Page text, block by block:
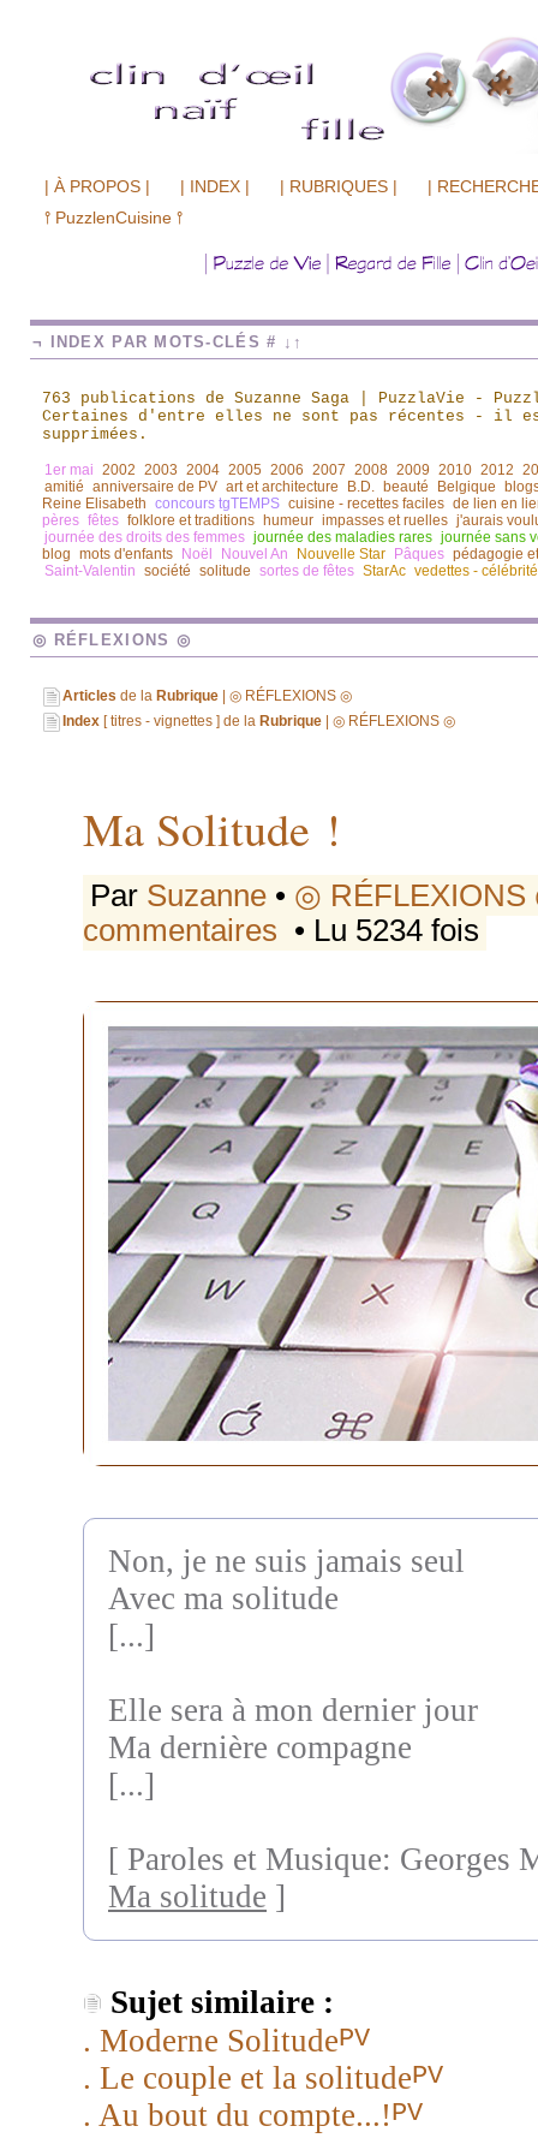
| À PROPOS | | INDEX | | RUBRIQUES |
|
⫯ PuzzlenCuisine ⫯
¬ INDEX PAR MOTS-CLÉS # ↓↑
763 publications de Suzanne Saga | PuzzlaVie -
Certaines d'entre elles ne sont pas récentes
-
il
supprimées.
1er mai 2002 2003 2004 2005 2006 2007 2008 2009 2010 2012
amitié anniversaire de PV art et architecture B.D. beauté Belgique
Reine Elisabeth concours tgTEMPS cuisine - recettes faciles de lien en
pères fêtes folklore et traditions humeur impasses et ruelles j'aurais
journée des droits des femmes journée des maladies rares journée sans
blog mots d'enfants Noël Nouvel An Nouvelle Star Pâques pédagogie
Saint-Valentin société solitude sortes de fêtes StarAc vedettes -
◎ RÉFLEXIONS ◎
Articles de la Rubrique | ◎ RÉFLEXIONS ◎
Index [ titres - vignettes ] de la Rubrique | ◎ RÉFLEXIONS ◎
Ma Solitude !
Par Suzanne • ◎
commentaires • Lu 5234 fois
Non, je ne suis jamais seul
Avec ma solitude
[...]
Elle sera à mon dernier jour
Ma dernière compagne
[...]
[ Paroles et Musique: Georges
Ma solitude ]
Sujet similaire :
. Moderne SolitudePV
. Le couple et la solitudePV
. Au bout du compte...!PV